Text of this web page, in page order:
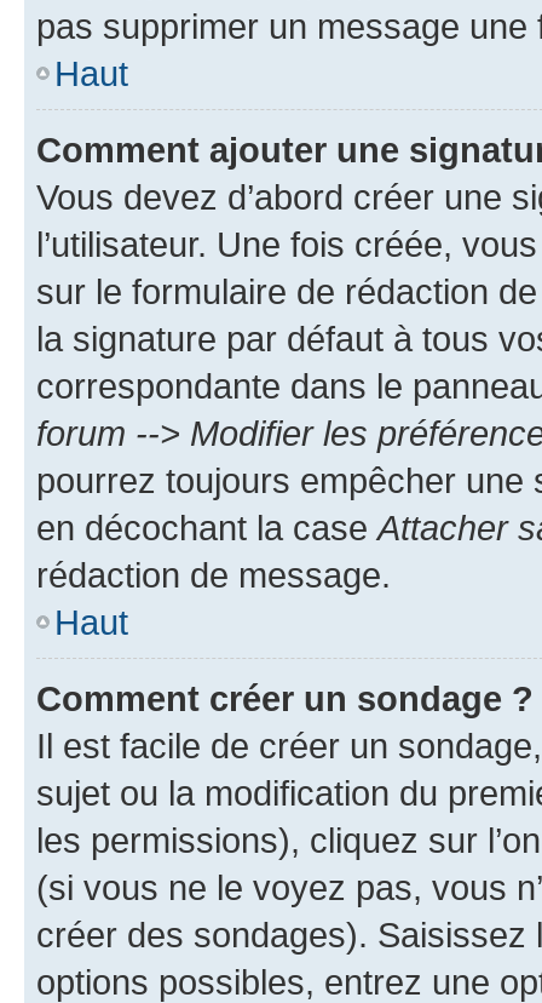
pas supprimer un message une
Haut
Comment ajouter une
Vous devez d’abord créer une
l’utilisateur. Une fois créée,
sur le formulaire de rédaction
la signature par défaut à tous
correspondante dans le
forum --> Modifier les
pourrez toujours empêcher une
en décochant la case Attacher
rédaction de message.
Haut
Comment créer un sondage ?
Il est facile de créer un
sujet ou la modification du
les permissions), cliquez sur
(si vous ne le voyez pas, vous
créer des sondages).
options possibles, entrez une